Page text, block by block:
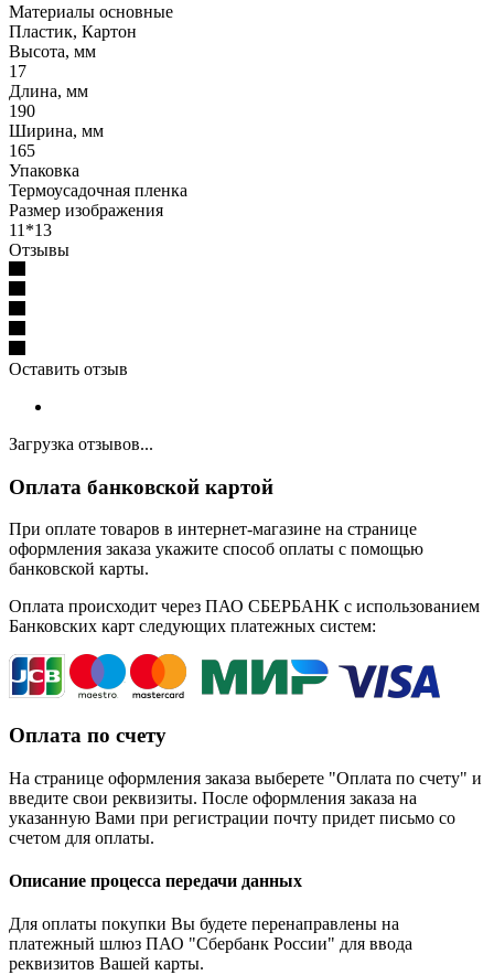
Материалы основные
Пластик, Картон
Высота, мм
17
Длина, мм
190
Ширина, мм
165
Упаковка
Термоусадочная пленка
Размер изображения
11*13
Отзывы
Оставить отзыв
Загрузка отзывов...
Оплата банковской картой
При оплате товаров в интернет-магазине на странице
оформления заказа укажите способ оплаты с помощью
банковской карты.
Оплата происходит через ПАО СБЕРБАНК с использованием
Банковских карт следующих платежных систем:
Оплата по счету
На странице оформления заказа выберете "Оплата по счету" и
введите свои реквизиты. После оформления заказа на
указанную Вами при регистрации почту придет письмо со
счетом для оплаты.
Описание процесса передачи данных
Для оплаты покупки Вы будете перенаправлены на
платежный шлюз ПАО "Сбербанк России" для ввода
реквизитов Вашей карты.